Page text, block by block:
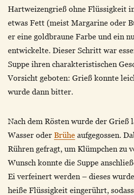
Hartweizengrieß ohne Flüssigkeit
etwas Fett (meist Margarine oder
er eine goldbraune Farbe und ein
entwickelte. Dieser Schritt war
Suppe ihren charakteristischen
Vorsicht geboten: Grieß konnte
wurde dann bitter.
Nach dem Rösten wurde der Grieß
Wasser oder Brühe aufgegossen.
Rühren gefragt, um Klümpchen zu
Wunsch konnte die Suppe
Ei verfeinert werden – dieses
heiße Flüssigkeit eingerührt,